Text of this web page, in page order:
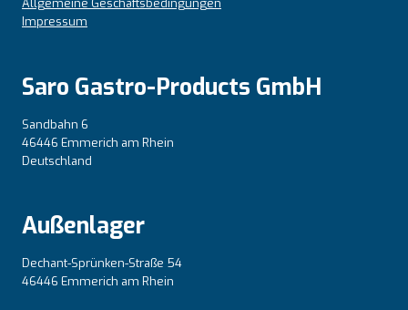
Impressum
Saro Gastro-Products GmbH
Sandbahn 6
46446 Emmerich am Rhein
Deutschland
Außenlager
Dechant-Sprünken-Straße 54
46446 Emmerich am Rhein